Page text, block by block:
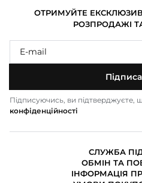
ОТРИМУЙТЕ
РОЗПРОДАЖІ
Підписуючись, ви підтверджуєте,
конфіденційності
СЛУЖБА
ОБМІН ТА
ІНФОРМАЦІЯ